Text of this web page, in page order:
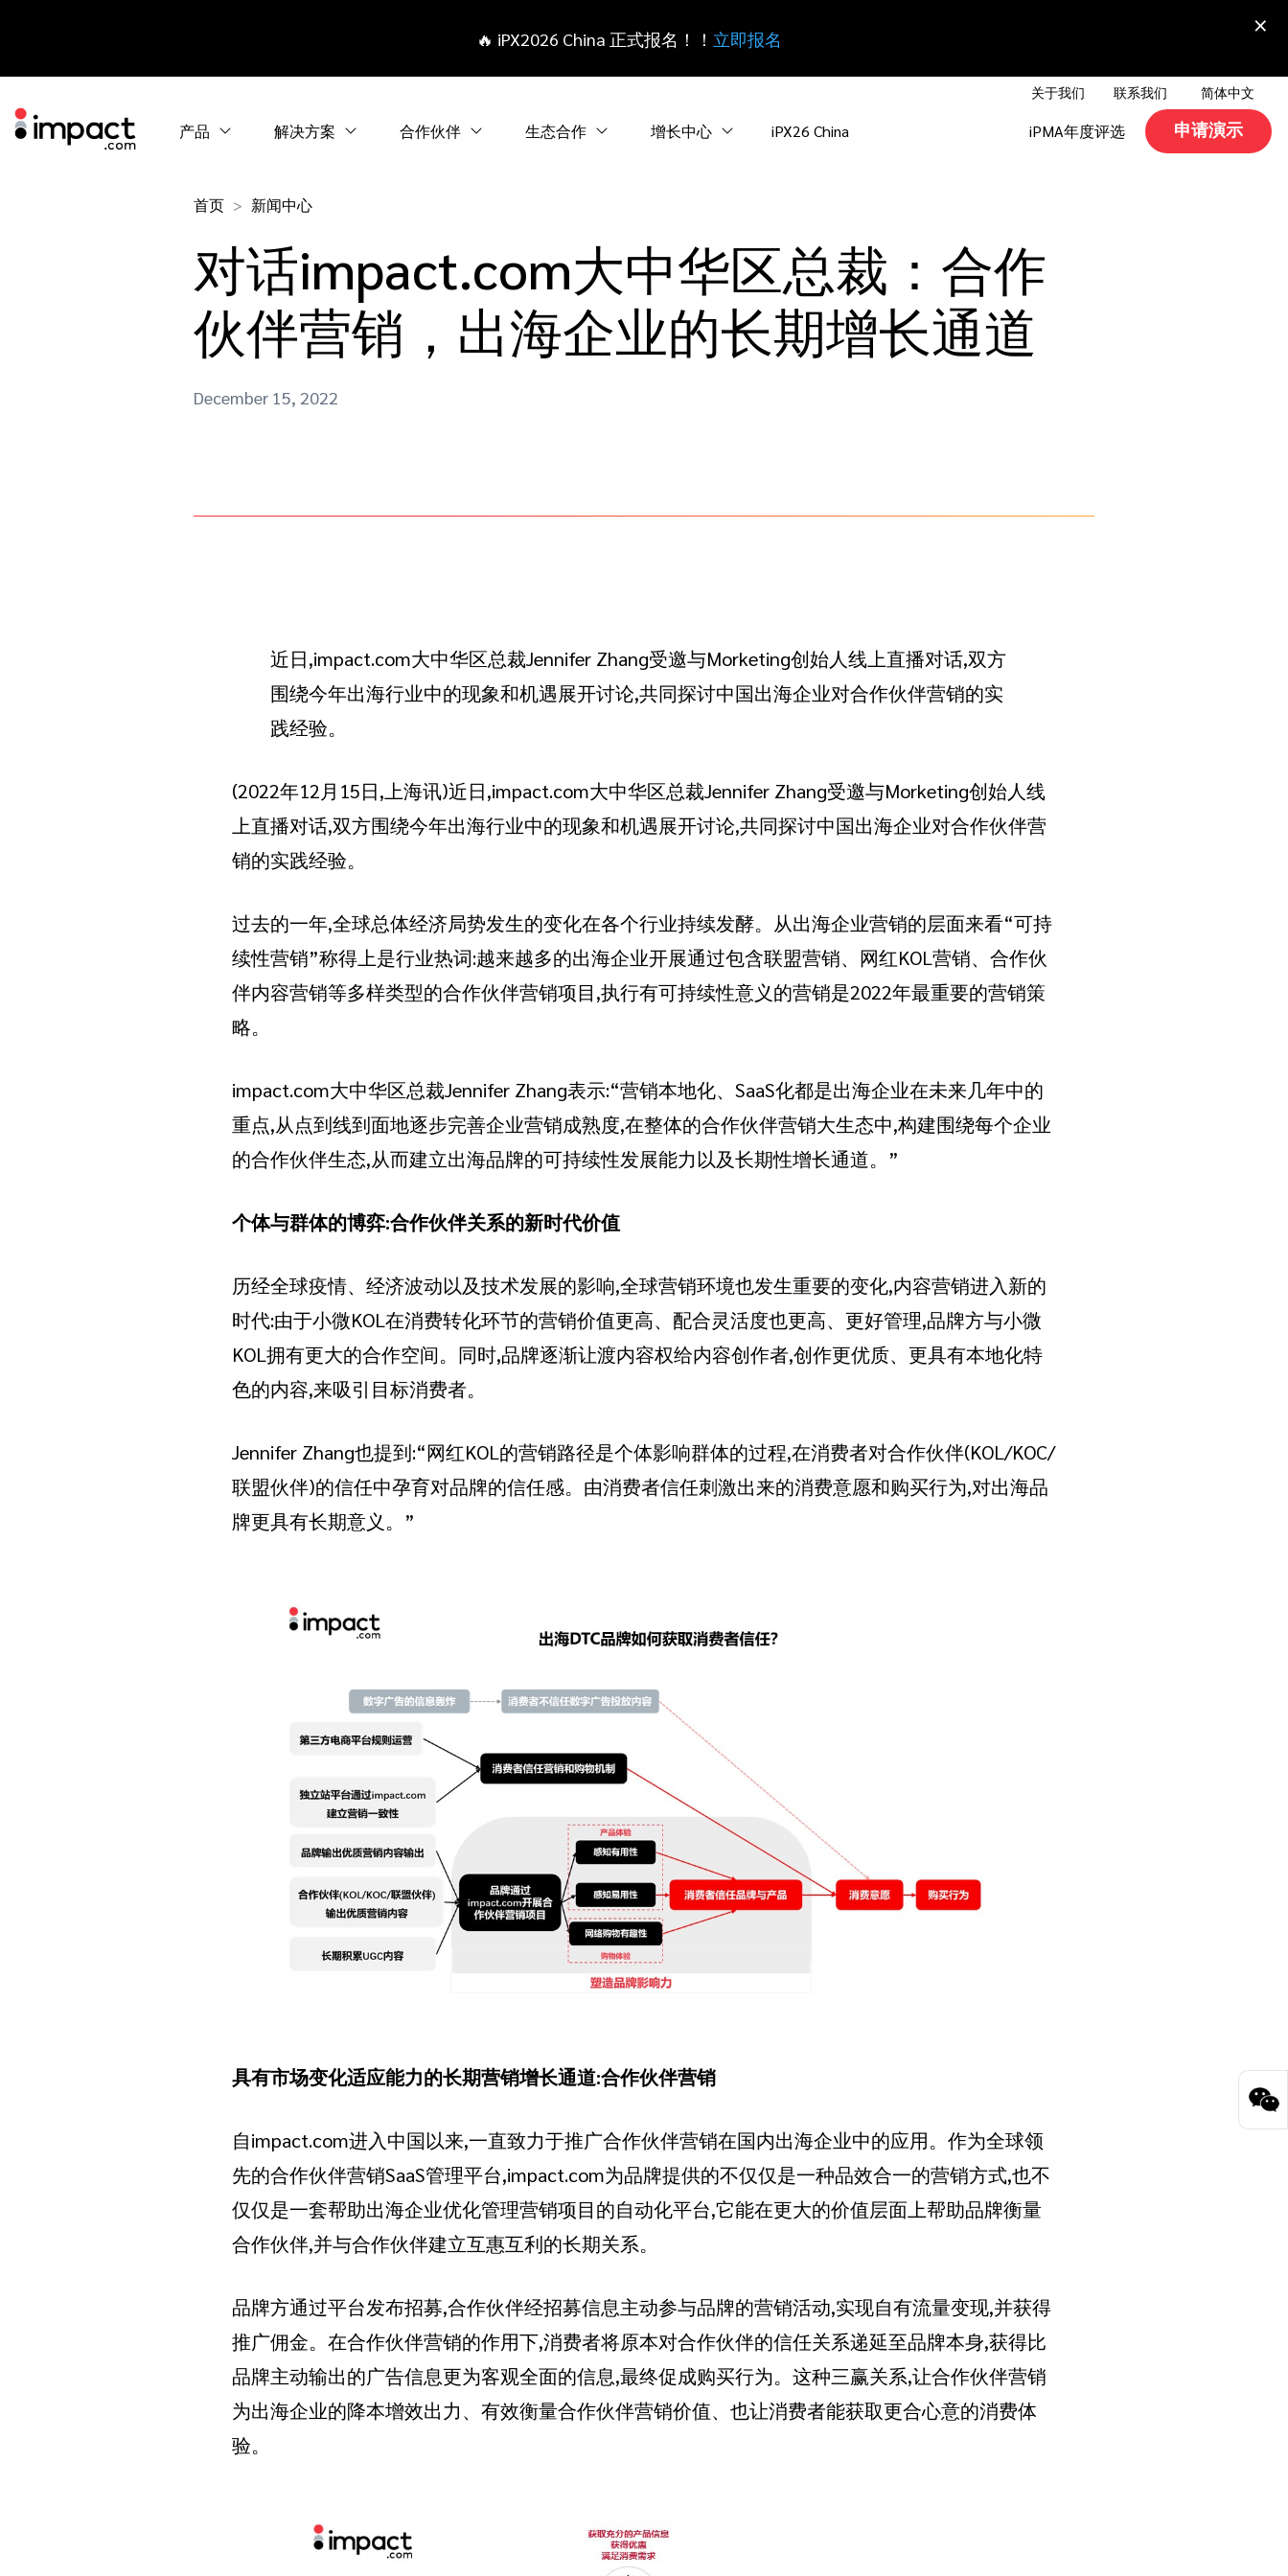
🔥 iPX2026 China 正式报名！！ 立即报名
×
关于我们 联系我们 简体中文
产品 解决方案 合作伙伴 生态合作 增长中心 iPX26 China iPMA年度评选 申请演示
首页 新闻中心
对话impact.com大中华区总裁：合作
伙伴营销，出海企业的长期增长通道
December 15, 2022
近日,impact.com大中华区总裁Jennifer Zhang受邀与Morketing创始人线上直播对话,双方
围绕今年出海行业中的现象和机遇展开讨论,共同探讨中国出海企业对合作伙伴营销的实
践经验。
(2022年12月15日,上海讯)近日,impact.com大中华区总裁Jennifer Zhang受邀与Morketing创始人线
上直播对话,双方围绕今年出海行业中的现象和机遇展开讨论,共同探讨中国出海企业对合作伙伴营
销的实践经验。
过去的一年,全球总体经济局势发生的变化在各个行业持续发酵。从出海企业营销的层面来看“可持
续性营销”称得上是行业热词:越来越多的出海企业开展通过包含联盟营销、网红KOL营销、合作伙
伴内容营销等多样类型的合作伙伴营销项目,执行有可持续性意义的营销是2022年最重要的营销策
略。
impact.com大中华区总裁Jennifer Zhang表示:“营销本地化、SaaS化都是出海企业在未来几年中的
重点,从点到线到面地逐步完善企业营销成熟度,在整体的合作伙伴营销大生态中,构建围绕每个企业
的合作伙伴生态,从而建立出海品牌的可持续性发展能力以及长期性增长通道。”
个体与群体的博弈:合作伙伴关系的新时代价值
历经全球疫情、经济波动以及技术发展的影响,全球营销环境也发生重要的变化,内容营销进入新的
时代:由于小微KOL在消费转化环节的营销价值更高、配合灵活度也更高、更好管理,品牌方与小微
KOL拥有更大的合作空间。同时,品牌逐渐让渡内容权给内容创作者,创作更优质、更具有本地化特
色的内容,来吸引目标消费者。
Jennifer Zhang也提到:“网红KOL的营销路径是个体影响群体的过程,在消费者对合作伙伴(KOL/KOC/
联盟伙伴)的信任中孕育对品牌的信任感。由消费者信任刺激出来的消费意愿和购买行为,对出海品
牌更具有长期意义。”
具有市场变化适应能力的长期营销增长通道:合作伙伴营销
自impact.com进入中国以来,一直致力于推广合作伙伴营销在国内出海企业中的应用。作为全球领
先的合作伙伴营销SaaS管理平台,impact.com为品牌提供的不仅仅是一种品效合一的营销方式,也不
仅仅是一套帮助出海企业优化管理营销项目的自动化平台,它能在更大的价值层面上帮助品牌衡量
合作伙伴,并与合作伙伴建立互惠互利的长期关系。
品牌方通过平台发布招募,合作伙伴经招募信息主动参与品牌的营销活动,实现自有流量变现,并获得
推广佣金。在合作伙伴营销的作用下,消费者将原本对合作伙伴的信任关系递延至品牌本身,获得比
品牌主动输出的广告信息更为客观全面的信息,最终促成购买行为。这种三赢关系,让合作伙伴营销
为出海企业的降本增效出力、有效衡量合作伙伴营销价值、也让消费者能获取更合心意的消费体
验。